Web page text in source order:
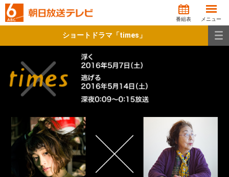
番組表 メニュー
ショートドラマ「times」